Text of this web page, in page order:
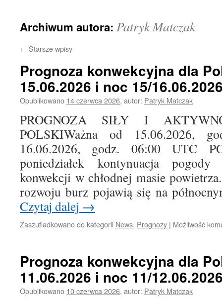
Archiwum autora: Patryk Matczak
← Starsze wpisy
Prognoza konwekcyjna dla
15.06.2026 i noc 15/
Opublikowano 14 czerwca 2026, autor: Patryk Matczak
PROGNOZA SIŁY I
POLSKIWażna od 15.06.2026,
16.06.2026, godz. 06:00 UTC
poniedziałek kontynuacja
konwekcji w chłodnej masie
rozwoju burz pojawią się na
Czytaj dalej →
Zaszufladkowano do kategorii News, Prognozy | Możliwość
Prognoza konwekcyjna dla
11.06.2026 i noc 11/
Opublikowano 10 czerwca 2026, autor: Patryk Matczak